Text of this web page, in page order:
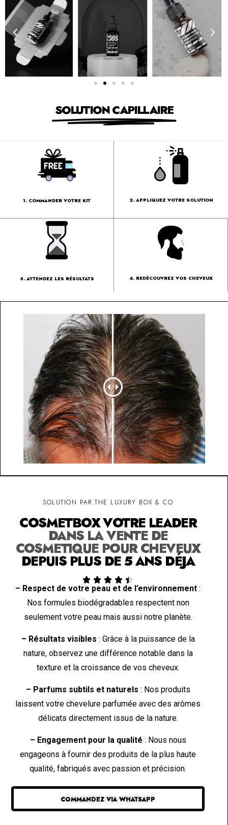
SOLUTION CAPILLAIRE
1. COMMANDER VOTRE KIT 2. APPLIQUEZ VOTRE SOLUTION
3. ATTENDEZ LES RÉSULTATS 4. REDÉCOUVREZ VOS CHEVEUX
SOLUTION PAR THE LUXURY BOX & CO
COSMETBOX VOTRE LEADER
DANS LA VENTE DE
COSMETIQUE POUR CHEVEUX
DEPUIS PLUS DE 5 ANS DÉJA
    
– Respect de votre peau et de l’environnement :
Nos formules biodégradables respectent non
seulement votre peau mais aussi notre planète.
– Résultats visibles : Grâce à la puissance de la
nature, observez une différence notable dans la
texture et la croissance de vos cheveux.
– Parfums subtils et naturels : Nos produits
laissent votre chevelure parfumée avec des arômes
délicats directement issus de la nature.
– Engagement pour la qualité : Nous nous
engageons à fournir des produits de la plus haute
qualité, fabriqués avec passion et précision.
COMMANDEZ VIA WHATSAPP